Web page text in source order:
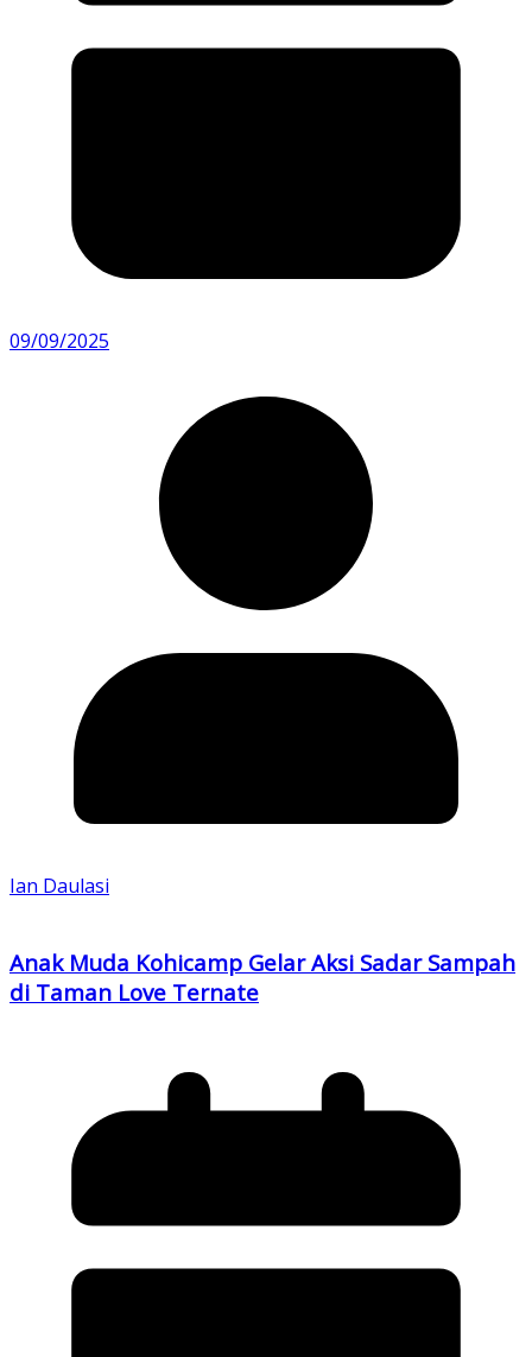
09/09/2025
Ian Daulasi
Anak Muda Kohicamp Gelar Aksi Sadar Sampah
di Taman Love Ternate